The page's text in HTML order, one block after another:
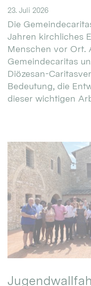
23. Juli 2026
Die
Jahren kirchliches
Menschen vor Ort.
Gemeindecaritas
Diözesan-
Bedeutung, die
dieser wichtigen